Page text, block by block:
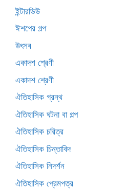
ইন্টারভিউ
ঈশপের গল্প
উৎসব
একাদশ শ্রেণী
একাদশ শ্রেণী
ঐতিহাসিক গ্রন্থ
ঐতিহাসিক ঘটনা বা গল্প
ঐতিহাসিক চরিত্র
ঐতিহাসিক চিন্তাবিদ
ঐতিহাসিক নিদর্শন
ঐতিহাসিক প্রেমপত্র